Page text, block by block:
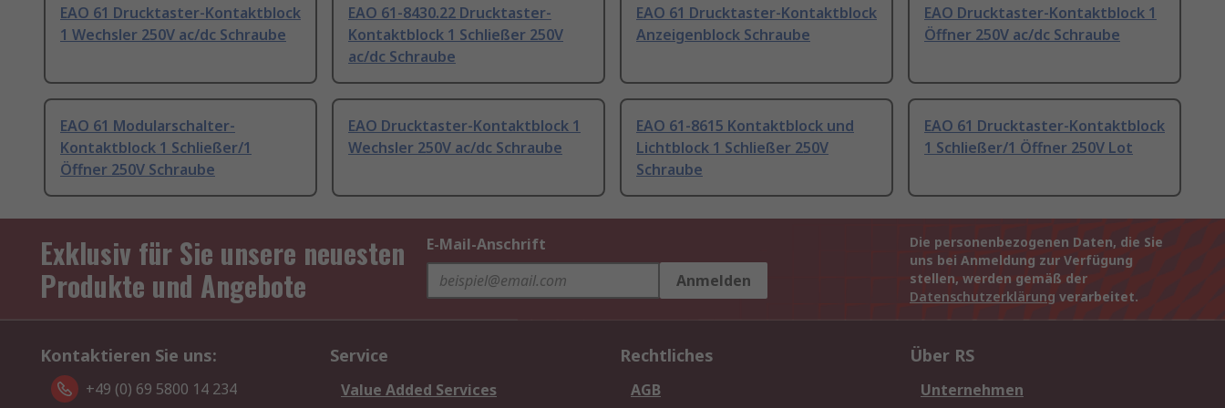
EAO 61 Drucktaster-Kontaktblock
1 Wechsler 250V ac/dc Schraube
EAO 61-8430.22 Drucktaster-
Kontaktblock 1 Schließer 250V
ac/dc Schraube
EAO 61 Drucktaster-Kontaktblock
Anzeigenblock Schraube
EAO Drucktaster-Kontaktblock 1
Öffner 250V ac/dc Schraube
EAO 61 Modularschalter-
Kontaktblock 1 Schließer/1
Öffner 250V Schraube
EAO Drucktaster-Kontaktblock 1
Wechsler 250V ac/dc Schraube
EAO 61-8615 Kontaktblock und
Lichtblock 1 Schließer 250V
Schraube
EAO 61 Drucktaster-Kontaktblock
1 Schließer/1 Öffner 250V Lot
Exklusiv für Sie unsere neuesten
Produkte und Angebote
E-Mail-Anschrift
Anmelden
Die personenbezogenen Daten, die Sie
uns bei Anmeldung zur Verfügung
stellen, werden gemäß der
Datenschutzerklärung verarbeitet.
Kontaktieren Sie uns:
+49 (0) 69 5800 14 234
Service
Value Added Services
Rechtliches
AGB
Über RS
Unternehmen